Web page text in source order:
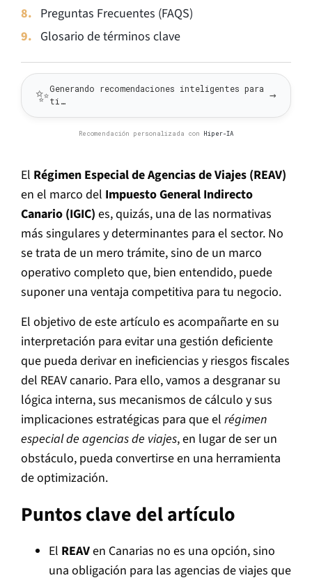
Preguntas Frecuentes (FAQS)
Glosario de términos clave
✨Generando recomendaciones inteligentes para
ti…
→
Recomendación personalizada con Hiper-IA
El Régimen Especial de Agencias de Viajes (REAV)
en el marco del Impuesto General Indirecto
Canario (IGIC) es, quizás, una de las normativas
más singulares y determinantes para el sector. No
se trata de un mero trámite, sino de un marco
operativo completo que, bien entendido, puede
suponer una ventaja competitiva para tu negocio.
El objetivo de este artículo es acompañarte en su
interpretación para evitar una gestión deficiente
que pueda derivar en ineficiencias y riesgos fiscales
del REAV canario. Para ello, vamos a desgranar su
lógica interna, sus mecanismos de cálculo y sus
implicaciones estratégicas para que el régimen
especial de agencias de viajes, en lugar de ser un
obstáculo, pueda convertirse en una herramienta
de optimización.
Puntos clave del artículo
El REAVen Canarias no es una opción, sino
una obligación para las agencias de viajes que